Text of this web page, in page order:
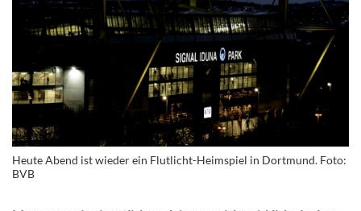
Heute Abend ist wieder ein Flutlicht-Heimspiel in Dortmund. Foto:
BVB